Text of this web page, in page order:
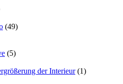
(49)
(5)
der Interieur (1)